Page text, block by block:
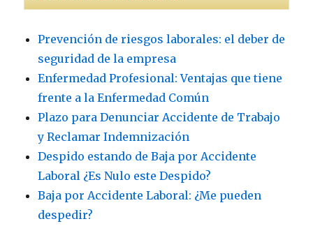
Prevención de riesgos laborales: el deber de
seguridad de la empresa
Enfermedad Profesional: Ventajas que tiene
frente a la Enfermedad Común
Plazo para Denunciar Accidente de Trabajo
y Reclamar Indemnización
Despido estando de Baja por Accidente
Laboral ¿Es Nulo este Despido?
Baja por Accidente Laboral: ¿Me pueden
despedir?